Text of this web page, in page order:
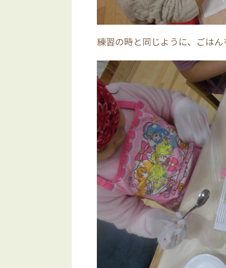
練習の時と同じように、ごは